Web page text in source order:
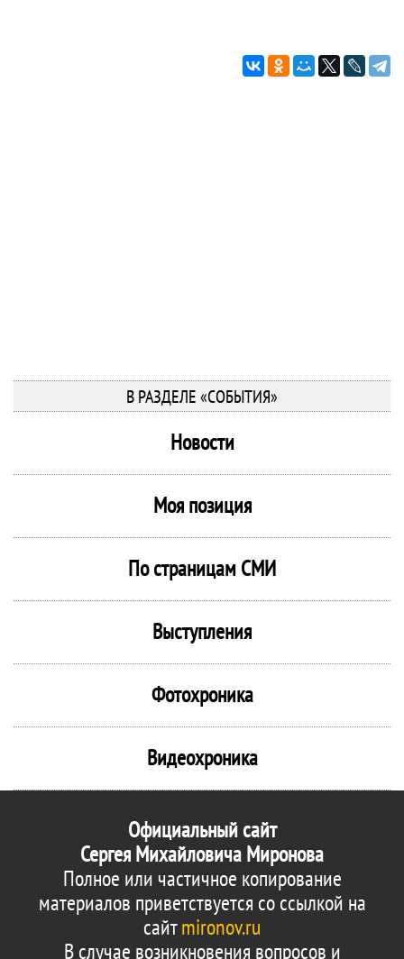
В РАЗДЕЛЕ «СОБЫТИЯ»
Новости
Моя позиция
По страницам СМИ
Выступления
Фотохроника
Видеохроника
Официальный сайт
Сергея Михайловича Миронова
Полное или частичное копирование
материалов приветствуется со ссылкой на
сайтmironov.ru
В случае возникновения вопросов и